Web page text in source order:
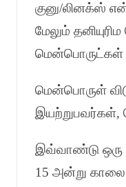
குனு/லினக்ஸ்
மேலும்
மென்பொருட்கள்
மென்பொருள்
இயற்றுபவர்கள்,
இவ்வாண்டு ஒரு
15 அன்று காலை